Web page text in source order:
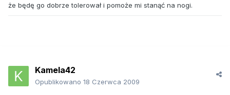
że będę go dobrze tolerował i pomoże mi stanąć na nogi.
Kamela42
Opublikowano 18 Czerwca 2009